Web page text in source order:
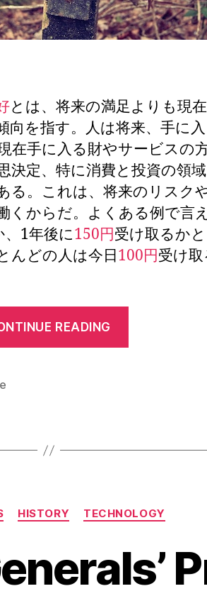
とは、将来の満足よりも現
向を指す。人は将来、手に
在手に入る財やサービスの
決定、特に消費と投資の領
る。これは、将来のリスク
くからだ。よくある例で言
1年後に150円受け取るか
んどの人は今日100円受け
READING
Categories
HISTORY TECHNOLOGY